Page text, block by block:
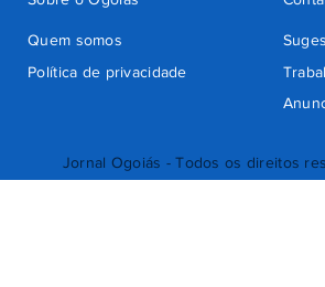
Jornal Ogoiás - Todos os direitos
Quem somos
Política de privacidade